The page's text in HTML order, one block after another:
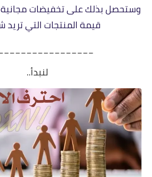
وستحصل بذلك على تخفيضات
قيمة المنتجات التي تريد
لنبدأ..